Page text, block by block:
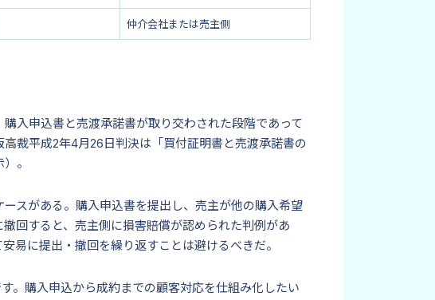
仲介会社または売主側
入申込書と売渡承諾書が取り交わされた段階であって
裁平成2年4月26日判決は「買付証明書と売渡承諾書の
。
スがある。購入申込書を提出し、売主が他の購入希望
回すると、売主側に損害賠償が認められた判例があ
易に提出・撤回を繰り返すことは避けるべきだ。
。購入申込から成約までの顧客対応を仕組み化したい